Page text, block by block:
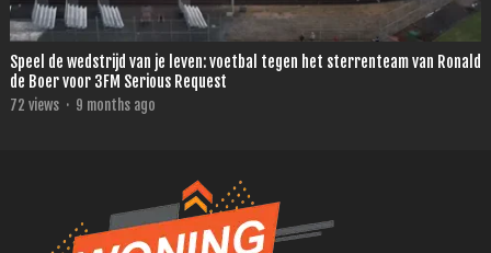
Speel de wedstrijd van je leven: voetbal tegen het sterrenteam van Ronald
de Boer voor 3FM Serious Request
72 views · 9 months ago